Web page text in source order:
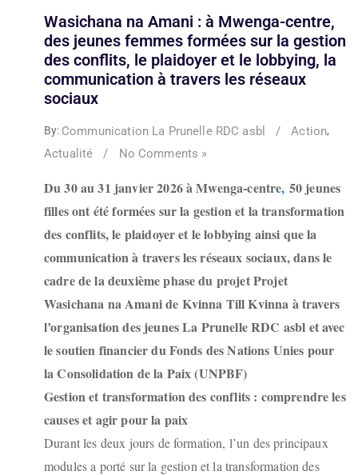
Wasichana na Amani : à Mwenga-centre,
des jeunes femmes formées sur la gestion
des conflits, le plaidoyer et le lobbying, la
communication à travers les réseaux
sociaux
By: Communication La Prunelle RDC asbl / Action,
Actualité / No Comments »
Du 30 au 31 janvier 2026 à Mwenga-centre, 50 jeunes
filles ont été formées sur la gestion et la transformation
des conflits, le plaidoyer et le lobbying ainsi que la
communication à travers les réseaux sociaux, dans le
cadre de la deuxième phase du projet Projet
Wasichana na Amani de Kvinna Till Kvinna à travers
l’organisation des jeunes La Prunelle RDC asbl et avec
le soutien financier du Fonds des Nations Unies pour
la Consolidation de la Paix (UNPBF)
Gestion et transformation des conflits : comprendre les
causes et agir pour la paix
Durant les deux jours de formation, l’un des principaux
modules a porté sur la gestion et la transformation des